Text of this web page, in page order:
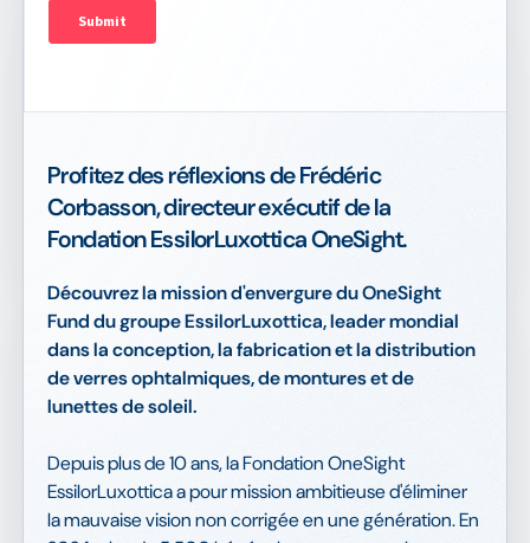
Profitez des réflexions de Frédéric
Corbasson, directeur exécutif de la
Fondation EssilorLuxottica OneSight.
Découvrez la mission d'envergure du OneSight
Fund du groupe EssilorLuxottica, leader mondial
dans la conception, la fabrication et la distribution
de verres ophtalmiques, de montures et de
lunettes de soleil.
Depuis plus de 10 ans, la Fondation OneSight
EssilorLuxottica a pour mission ambitieuse d'éliminer
la mauvaise vision non corrigée en une génération. En